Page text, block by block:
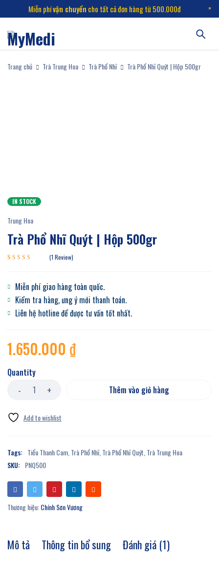
Miễn phívận chuyển cho tất cả đơn hàng từ 500.000đ
Trang chủ Trà Trung Hoa Trà Phổ Nhĩ Trà Phổ Nhĩ Quýt | Hộp 500gr
IN STOCK
Trung Hoa
Trà Phổ Nhĩ Quýt | Hộp 500gr
đánh giá
1 Review
Miễn phí giao hàng toàn quốc.
Kiểm tra hàng, ưng ý mới thanh toán.
Liên hệ hotline để được tư vấn tốt nhất.
1.650.000 ₫
Quantity
Thêm vào giỏ hàng
Tags: Tiểu Thanh Cam Trà Phổ Nhĩ, Trà Phổ Nhĩ Quýt Trà Trung Hoa
SKU: PNQ500
Thương hiệu:Chính Sơn Vương
Mô tả Thông tin bổ sung Đánh giá (1)